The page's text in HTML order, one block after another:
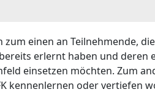
einen an Teilnehmende,
erlernt haben und deren
einsetzen möchten. Zum
kennenlernen oder vertiefen